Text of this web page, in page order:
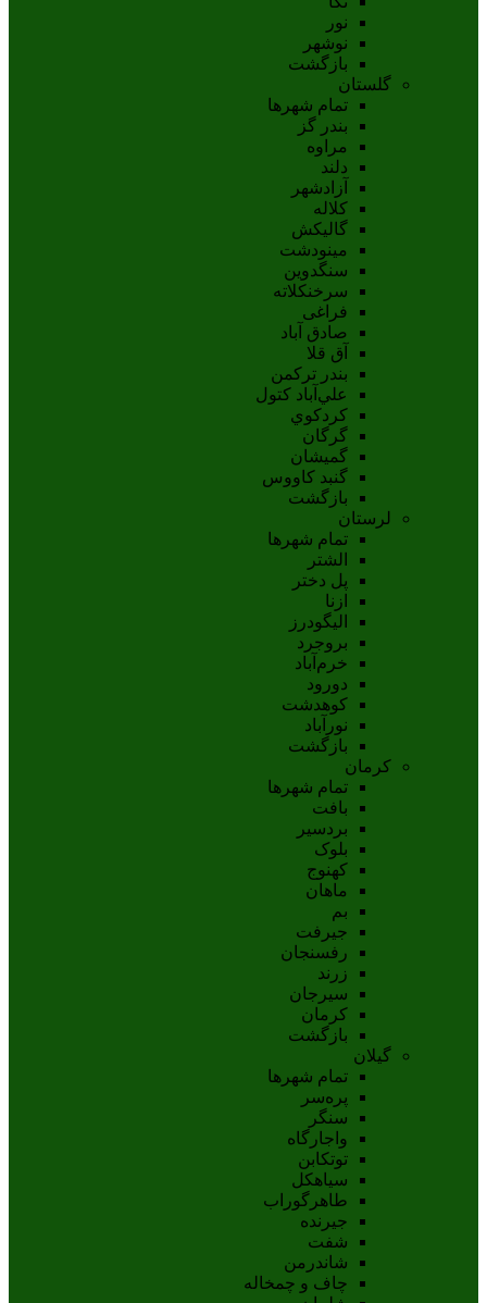
نور
نوشهر
بازگشت
گلستان
تمام شهر‌ها
بندر گز
مراوه
دلند
آزادشهر
کلاله
گالیکش
مینودشت
سنگدوین
سرخنکلاته
فراغی
صادق آباد
آق قلا
بندر ترکمن
علي‌آباد کتول
کردکوي
گرگان
گميشان
گنبد کاووس
بازگشت
لرستان
تمام شهر‌ها
الشتر
پل دختر
ازنا
اليگودرز
بروجرد
خرم‌آباد
دورود
کوهدشت
نورآباد
بازگشت
کرمان
تمام شهر‌ها
بافت
بردسیر
بلوک
کهنوج
ماهان
بم
جيرفت
رفسنجان
زرند
سيرجان
کرمان
بازگشت
گیلان
تمام شهر‌ها
پره‌سر
سنگر
واجارگاه
توتکابن
سیاهکل
طاهرگوراب
جیرنده
شفت
شاندرمن
چاف و چمخاله